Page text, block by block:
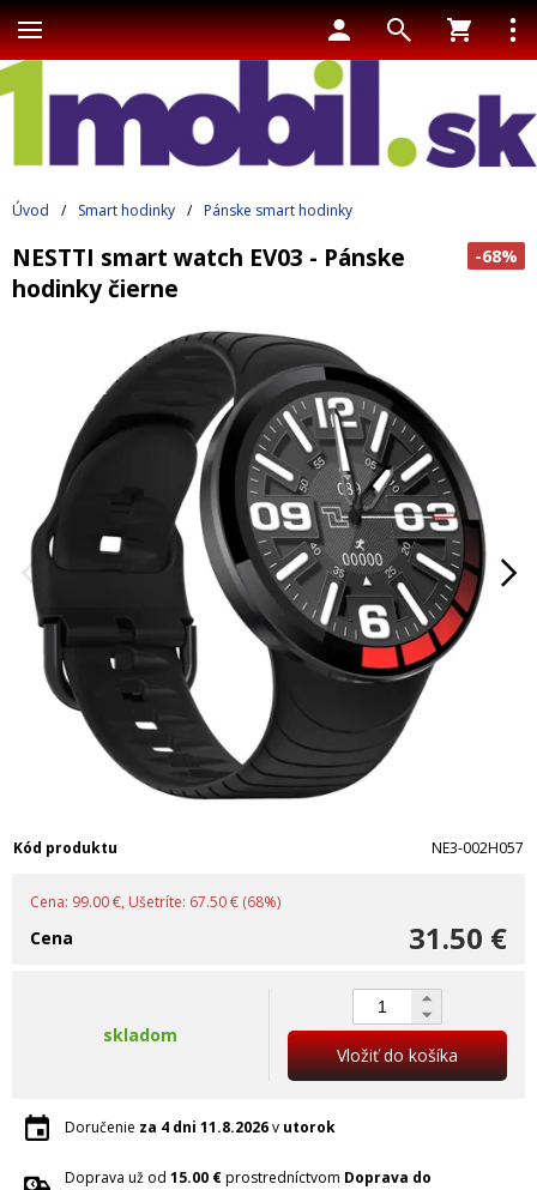
Úvod / Smart hodinky / Pánske smart hodinky
-68%
NESTTI smart watch EV03 - Pánske
hodinky čierne
Kód produktu NE3-002H057
Cena: 99.00 €, Ušetríte: 67.50 € (68%)
31.50 €
Cena
skladom
Vložiť do košíka
Doručenie za 4 dni 11.8.2026v utorok
Doprava už od 15.00 €prostredníctvom Doprava do